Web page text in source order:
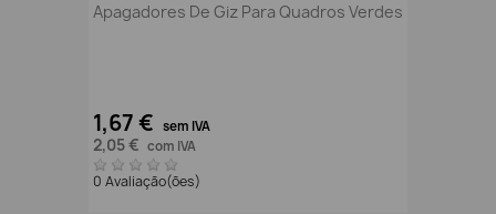
Apagadores De Giz Para Quadros Verdes
1,67 € sem IVA
2,05 € com IVA
0 Avaliação(ões)